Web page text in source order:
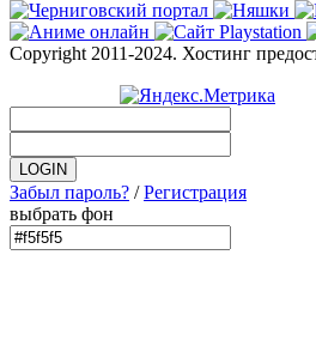
Copyright 2011-2024. Хостинг
Забыл пароль? /Регистрация
выбрать фон